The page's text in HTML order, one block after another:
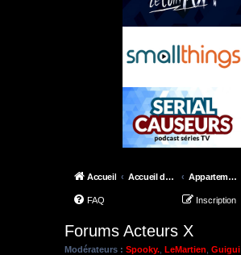
Accueil Accueil du forum Appartement 42
FAQ Inscription
Forums Acteurs X
Modérateurs : Spooky. LeMartien Guigui